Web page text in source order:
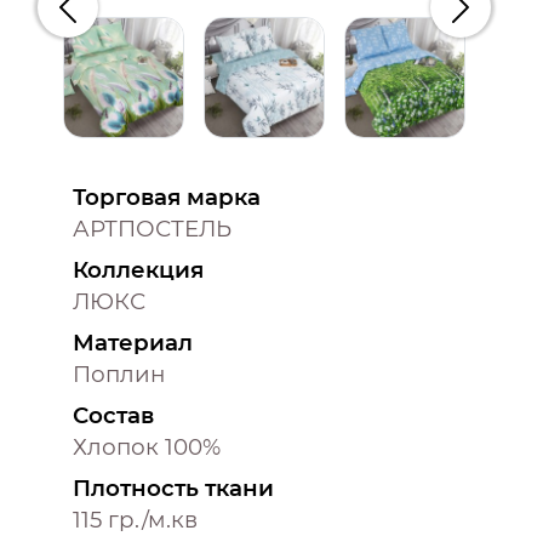
Предыдущий
Торговая марка
АРТПОСТЕЛЬ
Коллекция
ЛЮКС
Материал
Поплин
Состав
Хлопок 100%
Плотность ткани
115 гр./м.кв